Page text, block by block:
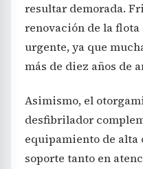
resultar demorada.
renovación de la flota
urgente, ya que
más de diez años de
Asimismo, el
desfibrilador
equipamiento de
soporte tanto en